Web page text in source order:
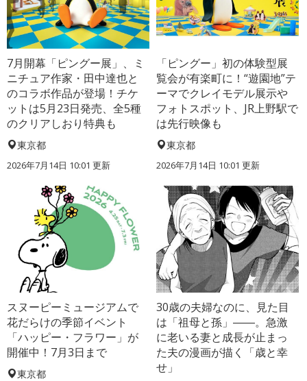
7月開幕「ピングー展」、ミ
ニチュア作家・田中達也と
のコラボ作品が登場！チケ
ットは5月23日発売、全5種
のクリアしおり特典も
東京都
2026年7月14日 10:01 更新
「ピングー」初の体験型展
覧会が有楽町に！“遊園地”テ
ーマでクレイモデル展示や
フォトスポット、JR上野駅で
は先行映像も
東京都
2026年7月14日 10:01 更新
スヌーピーミュージアムで
花だらけの季節イベント
「ハッピー・フラワー」が
開催中！7月3日まで
東京都
30歳の夫婦なのに、見た目
は「祖母と孫」――。急激
に老いる妻と成長が止まっ
た夫の漫画が描く「歳と幸
せ」